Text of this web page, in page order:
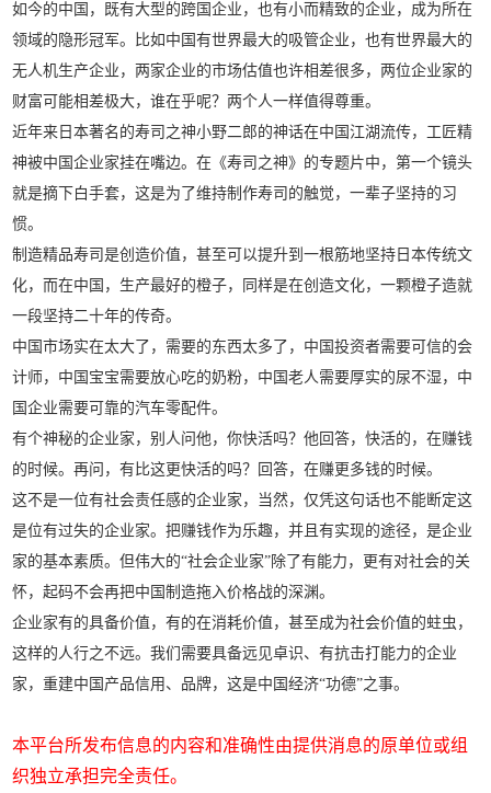
如今的中国，既有大型的跨国企业，也有小而精致的企业，成为所在
领域的隐形冠军。比如中国有世界最大的吸管企业，也有世界最大的
无人机生产企业，两家企业的市场估值也许相差很多，两位企业家的
财富可能相差极大，谁在乎呢？两个人一样值得尊重。
近年来日本著名的寿司之神小野二郎的神话在中国江湖流传，工匠精
神被中国企业家挂在嘴边。在《寿司之神》的专题片中，第一个镜头
就是摘下白手套，这是为了维持制作寿司的触觉，一辈子坚持的习
惯。
制造精品寿司是创造价值，甚至可以提升到一根筋地坚持日本传统文
化，而在中国，生产最好的橙子，同样是在创造文化，一颗橙子造就
一段坚持二十年的传奇。
中国市场实在太大了，需要的东西太多了，中国投资者需要可信的会
计师，中国宝宝需要放心吃的奶粉，中国老人需要厚实的尿不湿，中
国企业需要可靠的汽车零配件。
有个神秘的企业家，别人问他，你快活吗？他回答，快活的，在赚钱
的时候。再问，有比这更快活的吗？回答，在赚更多钱的时候。
这不是一位有社会责任感的企业家，当然，仅凭这句话也不能断定这
是位有过失的企业家。把赚钱作为乐趣，并且有实现的途径，是企业
家的基本素质。但伟大的“社会企业家”除了有能力，更有对社会的关
怀，起码不会再把中国制造拖入价格战的深渊。
企业家有的具备价值，有的在消耗价值，甚至成为社会价值的蛀虫，
这样的人行之不远。我们需要具备远见卓识、有抗击打能力的企业
家，重建中国产品信用、品牌，这是中国经济“功德”之事。
本平台所发布信息的内容和准确性由提供消息的原单位或组
织独立承担完全责任。